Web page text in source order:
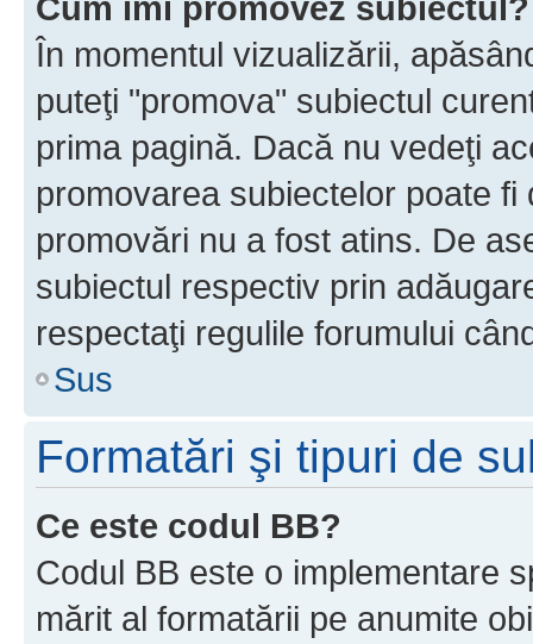
În momentul vizualizării,
puteţi "promova" subiectul
prima pagină. Dacă nu vedeţi
promovarea subiectelor poate
promovări nu a fost atins. De
subiectul respectiv prin
respectaţi regulile forumului
Sus
Formatări şi tipuri de
Ce este codul BB?
Codul BB este o implementare
mărit al formatării pe anumite